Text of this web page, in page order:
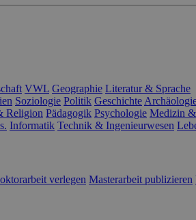
VWL Geographie Literatur & Sprache
Soziologie Politik Geschichte
Religion Pädagogik Psychologie Medizin
Informatik Technik & Ingenieurwesen
verlegen Masterarbeit publizieren